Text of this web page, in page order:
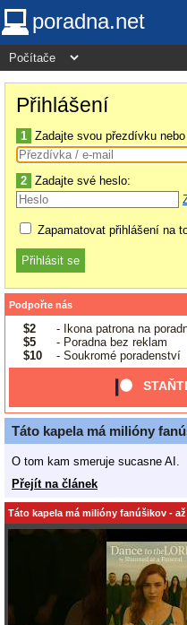
poradna.net
Přihlášení
1 Zadajte svou přezdívku
2 Zadajte své heslo:
Zapamatovat přihlášení na
Podpořte nás
$2
- Ikona patrona na
$5
- Poradna bez reklam
$10
- Soukromé poradenství
Táto kapela má milióny
O tom kam smeruje sucasne AI.
Přejít na článek
Táto kapela má milióny fanúšikov -